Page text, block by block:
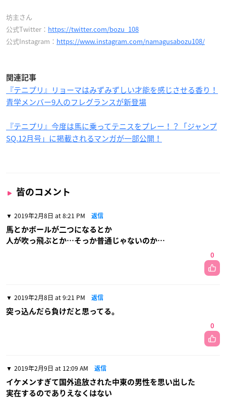
坊主さん
公式Twitter： https://twitter.com/bozu_108
公式Instagram： https://www.instagram.com/namagusabozu108/
関連記事
『テニプリ』リョーマはみずみずしい才能を感じさせる香り！
青学メンバー9人のフレグランスが新登場
『テニプリ』今度は馬に乗ってテニスをプレー！？「ジャンプ
SQ.12月号」に掲載されるマンガが一部公開！
皆のコメント
2019年2月8日 at 8:21 PM 返信
馬とかボールが二つになるとか
人が吹っ飛ぶとか…そっか普通じゃないのか…
0
2019年2月8日 at 9:21 PM 返信
突っ込んだら負けだと思ってる。
0
2019年2月9日 at 12:09 AM 返信
イケメンすぎて国外追放された中東の男性を思い出した
実在するのでありえなくはない